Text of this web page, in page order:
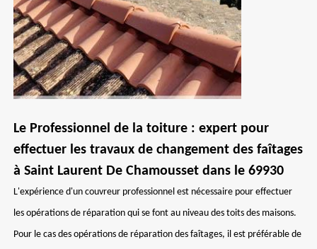
Le Professionnel de la toiture : expert pour
effectuer les travaux de changement des faîtages
à Saint Laurent De Chamousset dans le 69930
L'expérience d'un couvreur professionnel est nécessaire pour effectuer
les opérations de réparation qui se font au niveau des toits des maisons.
Pour le cas des opérations de réparation des faîtages, il est préférable de